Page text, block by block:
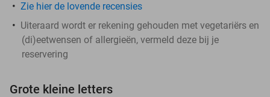
Zie hier de lovende recensies
Uiteraard wordt er rekening gehouden met vegetariërs en
(di)eetwensen of allergieën, vermeld deze bij je
reservering
Grote kleine letters